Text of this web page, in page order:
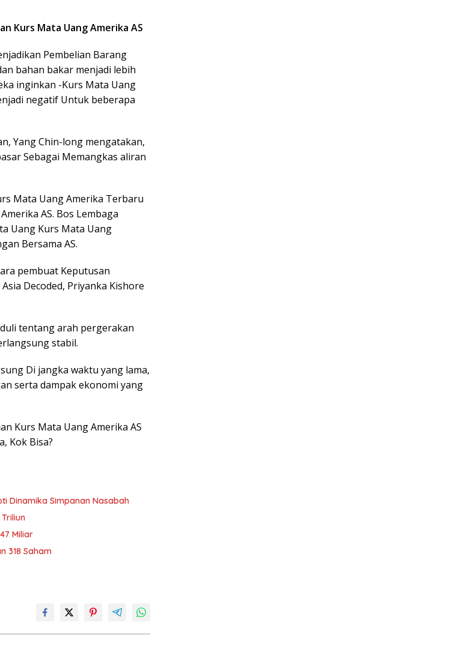
Kurs Mata Uang Amerika AS
Pembelian Barang
bahan bakar menjadi lebih
inginkan -Kurs Mata Uang
negatif Untuk beberapa
Yang Chin-long mengatakan,
Sebagai Memangkas aliran
Mata Uang Amerika Terbaru
AS. Bos Lembaga
Uang Kurs Mata Uang
Bersama AS.
pembuat Keputusan
Decoded, Priyanka Kishore
tentang arah pergerakan
stabil.
Di jangka waktu yang lama,
serta dampak ekonomi yang
Kurs Mata Uang Amerika AS
Kok Bisa?
Dinamika Simpanan Nasabah
Miliar
318 Saham